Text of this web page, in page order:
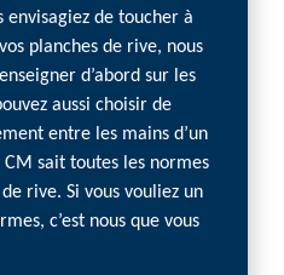
envisagiez de toucher à
planches de rive, nous
d’abord sur les
aussi choisir de
entre les mains d’un
sait toutes les normes
rive. Si vous vouliez un
c’est nous que vous